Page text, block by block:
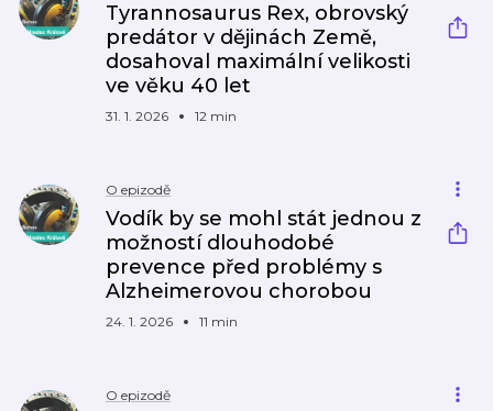
Tyrannosaurus Rex, obrovský
predátor v dějinách Země,
dosahoval maximální velikosti
ve věku 40 let
31. 1. 2026 12 min
O epizodě
Vodík by se mohl stát jednou z
možností dlouhodobé
prevence před problémy s
Alzheimerovou chorobou
24. 1. 2026 11 min
O epizodě